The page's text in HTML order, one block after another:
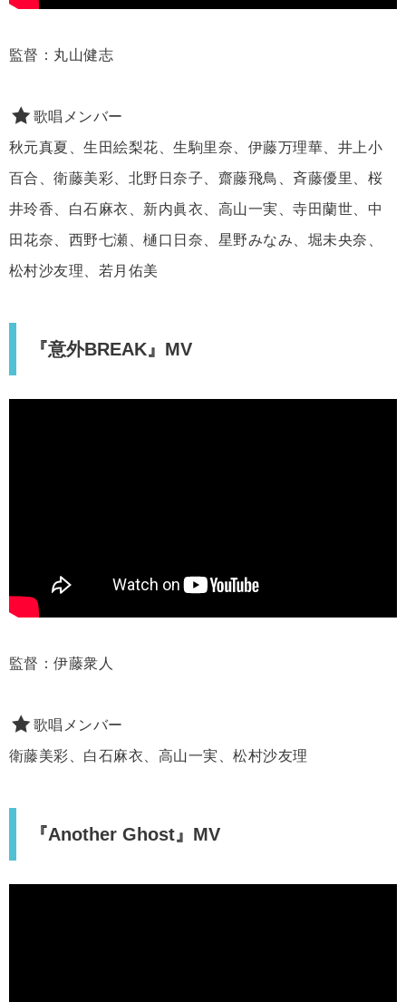
監督：丸山健志
歌唱メンバー
秋元真夏、生田絵梨花、生駒里奈、伊藤万理華、井上小
百合、衛藤美彩、北野日奈子、齋藤飛鳥、斉藤優里、桜
井玲香、白石麻衣、新内眞衣、高山一実、寺田蘭世、中
田花奈、西野七瀬、樋口日奈、星野みなみ、堀未央奈、
松村沙友理、若月佑美
『意外BREAK』MV
監督：伊藤衆人
歌唱メンバー
衛藤美彩、白石麻衣、高山一実、松村沙友理
『Another Ghost』MV